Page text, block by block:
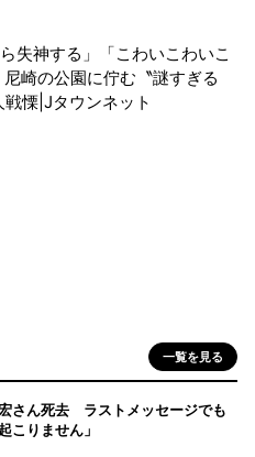
ら失神する」「こわいこわいこ
崎の公園に佇む〝謎すぎる
戦慄|Jタウンネット
一覧を見る
さん死去 ラストメッセージでも
りません」